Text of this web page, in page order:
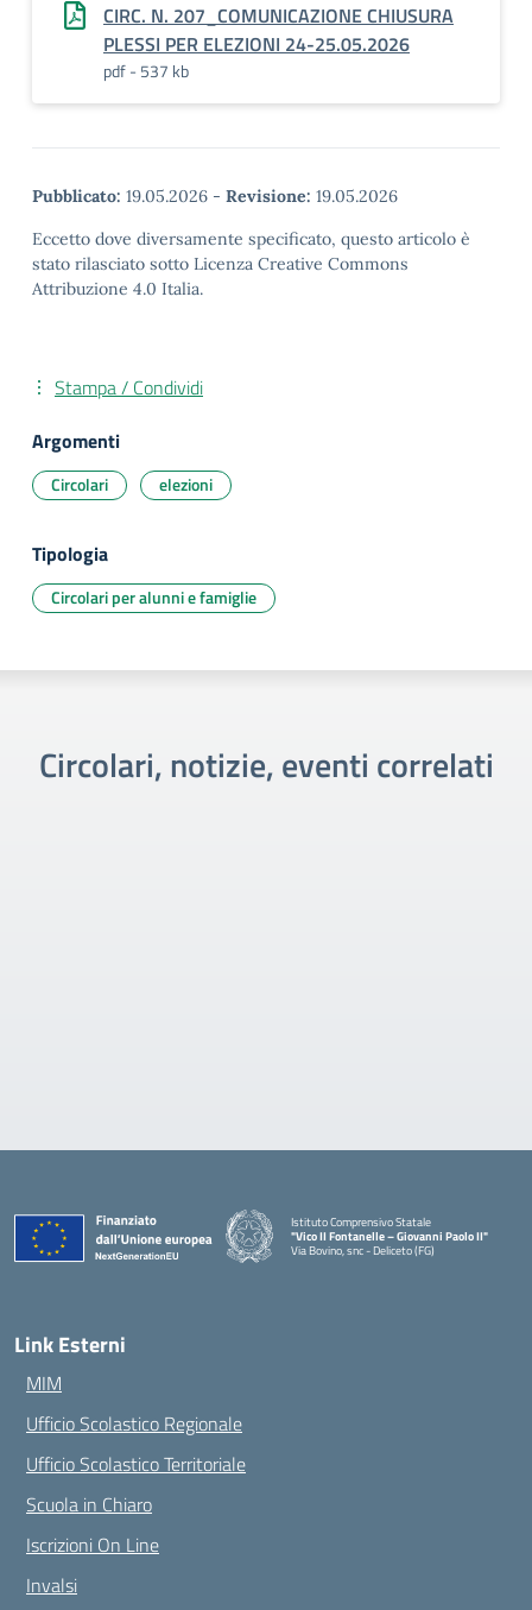
CIRC. N. 207_COMUNICAZIONE CHIUSURA
PLESSI PER ELEZIONI 24-25.05.2026
pdf - 537 kb
Pubblicato: 19.05.2026 - Revisione: 19.05.2026
Eccetto dove diversamente specificato, questo articolo è
stato rilasciato sotto Licenza Creative Commons
Attribuzione 4.0 Italia.
Stampa / Condividi
Argomenti
Circolari elezioni
Tipologia
Circolari per alunni e famiglie
Circolari, notizie, eventi correlati
Istituto Comprensivo Statale
"Vico II Fontanelle – Giovanni Paolo II"
Via Bovino, snc - Deliceto (FG)
Link Esterni
MIM
Ufficio Scolastico Regionale
Ufficio Scolastico Territoriale
Scuola in Chiaro
Iscrizioni On Line
Invalsi